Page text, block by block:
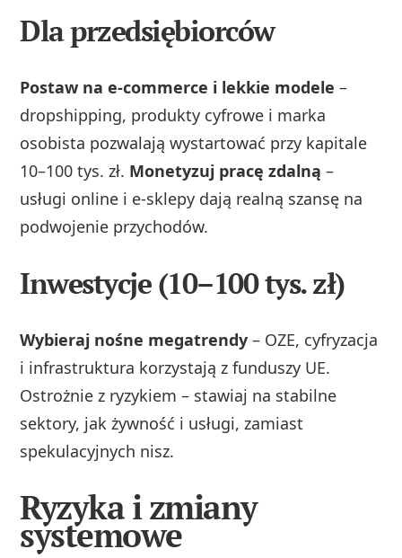
Dla przedsiębiorców
Postaw na e-commerce i lekkie modele –
dropshipping, produkty cyfrowe i marka
osobista pozwalają wystartować przy kapitale
10–100 tys. zł. Monetyzuj pracę zdalną –
usługi online i e‑sklepy dają realną szansę na
podwojenie przychodów.
Inwestycje (10–100 tys. zł)
Wybieraj nośne megatrendy – OZE, cyfryzacja
i infrastruktura korzystają z funduszy UE.
Ostrożnie z ryzykiem – stawiaj na stabilne
sektory, jak żywność i usługi, zamiast
spekulacyjnych nisz.
Ryzyka i zmiany
systemowe